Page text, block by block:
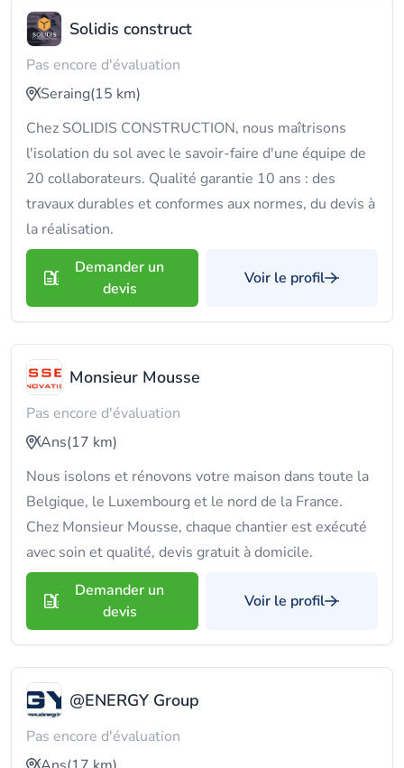
Solidis construct
Pas encore d'évaluation
Seraing(15 km)
Chez SOLIDIS CONSTRUCTION, nous maîtrisons
l'isolation du sol avec le savoir-faire d'une équipe de
20 collaborateurs. Qualité garantie 10 ans : des
travaux durables et conformes aux normes, du devis à
la réalisation.
Demander un
devis
Voir le profil
Monsieur Mousse
Pas encore d'évaluation
Ans(17 km)
Nous isolons et rénovons votre maison dans toute la
Belgique, le Luxembourg et le nord de la France.
Chez Monsieur Mousse, chaque chantier est exécuté
avec soin et qualité, devis gratuit à domicile.
Demander un
devis
Voir le profil
@ENERGY Group
Pas encore d'évaluation